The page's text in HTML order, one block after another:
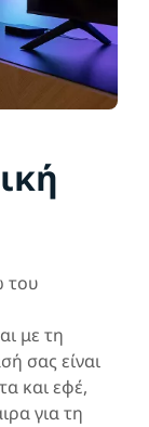
του
με τη
σας είναι
και εφέ,
για τη